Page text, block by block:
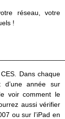
réseau, votre
!
Dans chaque
d’une année sur
voir comment le
aussi vérifier
ou sur l’iPad en